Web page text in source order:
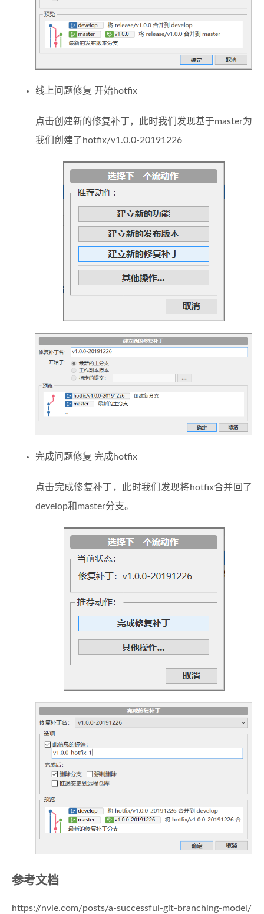
线上问题修复 开始hotfix
点击创建新的修复补丁，此时我们发现基于master为
我们创建了hotfix/v1.0.0-20191226
完成问题修复 完成hotfix
点击完成修复补丁，此时我们发现将hotfix合并回了
develop和master分支。
参考文档
https://nvie.com/posts/a-successful-git-branching-model/